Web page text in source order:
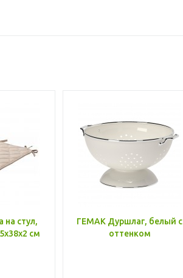
стул,
см
ГЕМАК Дуршлаг, белый с
оттенком